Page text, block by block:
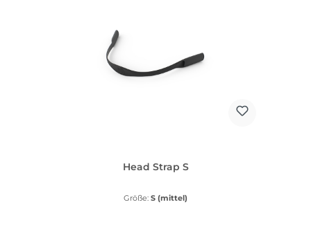
Head Strap S
Größe: S (mittel)